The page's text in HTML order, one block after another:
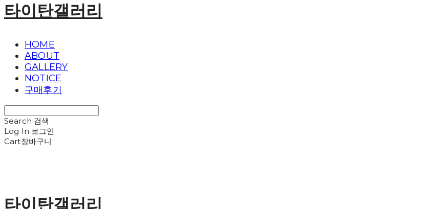
타이탄갤러리
HOME
ABOUT
GALLERY
NOTICE
구매후기
Search 검색
Log In 로그인
Cart장바구니
타이탄갤러리